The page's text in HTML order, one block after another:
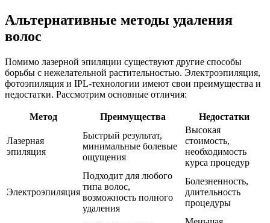
Альтернативные методы удаления
волос
Помимо лазерной эпиляции существуют другие способы
борьбы с нежелательной растительностью. Электроэпиляция,
фотоэпиляция и IPL-технологии имеют свои преимущества и
недостатки. Рассмотрим основные отличия:
Метод Преимущества Недостатки
Лазерная
эпиляция
Быстрый результат,
минимальные болевые
ощущения
Высокая
стоимость,
необходимость
курса процедур
Электроэпиляция
Подходит для любого
типа волос,
возможность полного
удаления
Болезненность,
длительность
процедуры